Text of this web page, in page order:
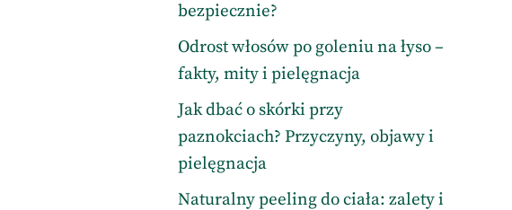
bezpiecznie?
Odrost włosów po goleniu na łyso –
fakty, mity i pielęgnacja
Jak dbać o skórki przy
paznokciach? Przyczyny, objawy i
pielęgnacja
Naturalny peeling do ciała: zalety i